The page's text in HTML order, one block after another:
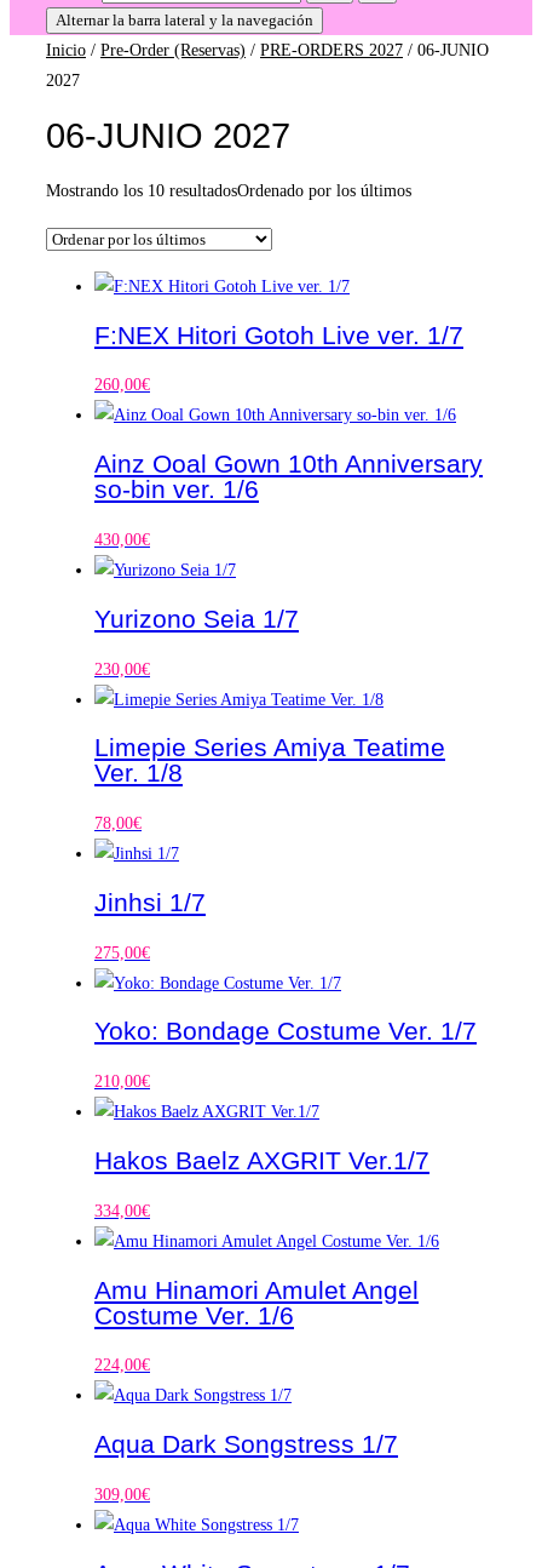
Alternar la barra lateral y la navegación
Inicio / Pre-Order (Reservas) / PRE-ORDERS 2027 / 06-JUNIO
2027
06-JUNIO 2027
Mostrando los 10 resultadosOrdenado por los últimos
F:NEX Hitori Gotoh Live ver. 1/7
260,00€
Ainz Ooal Gown 10th Anniversary
so-bin ver. 1/6
430,00€
Yurizono Seia 1/7
230,00€
Limepie Series Amiya Teatime
Ver. 1/8
78,00€
Jinhsi 1/7
275,00€
Yoko: Bondage Costume Ver. 1/7
210,00€
Hakos Baelz AXGRIT Ver.1/7
334,00€
Amu Hinamori Amulet Angel
Costume Ver. 1/6
224,00€
Aqua Dark Songstress 1/7
309,00€